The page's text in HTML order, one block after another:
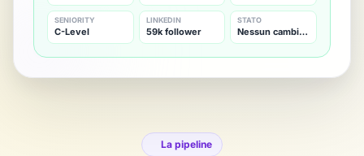
SENIORITY
C-Level
LINKEDIN
59k follower
STATO
Nessun cambiamento
La pipeline